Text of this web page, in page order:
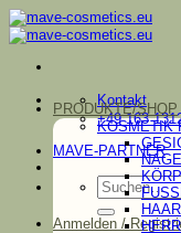
Zum
Inhalt
springen
Kontakt
+49 163
MAVE-PARTNER
Suchen
nach:
Anmelden /
PRODUKTE/SHOP
KOSMETIK